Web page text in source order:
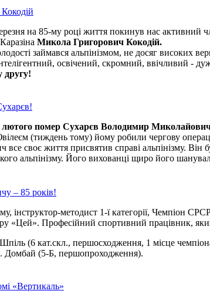
на 85-му році життя покинув нас активний
Микола Григорович Кокодій.
займався альпінізмом, не досяг високих
освічений, скромний, ввічливий -
другу!
лютого помер Сухарєв Володимир
(тиждень тому) йому робили чергову
своє життя присвятив справі альпінізму. Він
альпінізму. Його вихованці щиро його
– 85 років!
інструктор-методист 1-ї категорії, Чемпіон
«Цей». Професійний спортивний працівник,
(6 кат.скл., першосходження, 1 місце
Домбай (5-Б, першопроходження).
«Вертикаль»